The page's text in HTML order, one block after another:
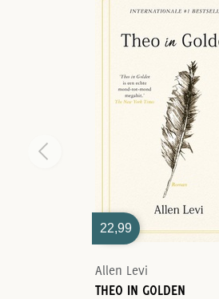
22,99
Allen Levi
THEO IN GOLDEN